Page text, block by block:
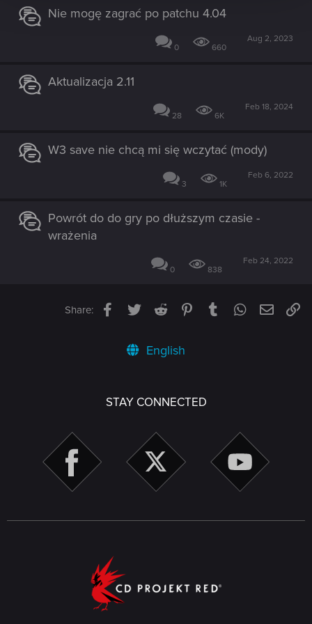
Nie mogę zagrać po patchu 4.04
0 660
Aug 2, 2023
Aktualizacja 2.11
28 6K
Feb 18, 2024
W3 save nie chcą mi się wczytać (mody)
3 1K
Feb 6, 2022
Powrót do do gry po dłuższym czasie -
wrażenia
0 838
Feb 24, 2022
Share: Facebook
TwitterReddit PinterestTumblrWhatsApp
Email
English
STAY CONNECTED